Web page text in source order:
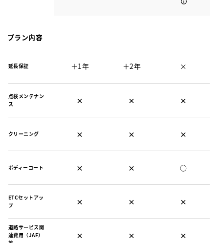
プラン内容
延長保証 ＋1年 ＋2年 ×
点検メンテナン
ス
× × ×
クリーニング × × ×
ボディーコート × × ○
ETCセットアッ
プ
× × ×
道路サービス関
連費用（JAF）
× × ×